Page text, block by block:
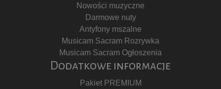
Nowości muzyczne
Darmowe nuty
Antyfony mszalne
Musicam Sacram Rozrywka
Musicam Sacram Ogłoszenia
Dodatkowe informacje
Pakiet PREMIUM